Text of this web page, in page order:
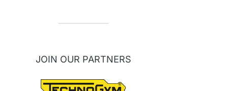
JOIN OUR PARTNERS